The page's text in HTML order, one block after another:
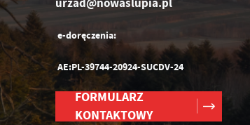
e-doręczenia:
AE:PL-39744-20924-SUCDV-24
FORMULARZ
KONTAKTOWY